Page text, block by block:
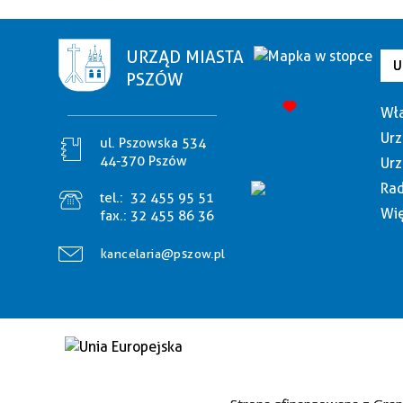
URZĄD MIASTA
PSZÓW
ul. Pszowska 534
44-370 Pszów
tel.: 32 455 95 51
fax.: 32 455 86 36
kancelaria@pszow.pl